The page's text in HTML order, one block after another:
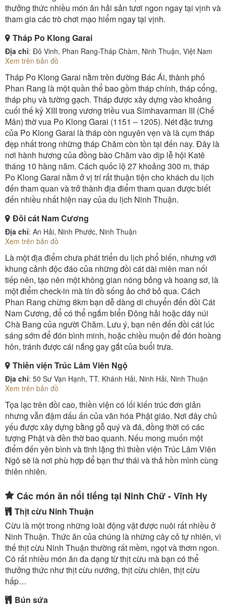
thưởng thức nhiều món ăn hải sản tươi ngon ngay tại vịnh và
tham gia các trò chơi mạo hiểm ngay tại vịnh.
Tháp Po Klong Garai
Địa chỉ: Đô Vinh, Phan Rang-Tháp Chàm, Ninh Thuận, Việt Nam
Xem trên bản đồ
Tháp Po Klong Garai nằm trên đường Bác Ái, thành phố
Phan Rang là một quần thể bao gồm tháp chính, tháp cổng,
tháp phụ và tường gạch. Tháp được xây dựng vào khoảng
cuối thế kỷ XIII trong vương triều vua Simhavarman III (Chế
Mân) thờ vua Po Klong Garai (1151 – 1205). Nét đặc trưng
của Po Klong Garai là tháp còn nguyên vẹn và là cụm tháp
đẹp nhất trong những tháp Chăm còn tồn tại đến nay. Đây là
nơi hành hương của đồng bào Chăm vào dịp lễ hội Katê
tháng 10 hàng năm. Cách quốc lộ 27 khoảng 300 m, tháp
Po Klong Garai nằm ở vị trí rất thuận tiện cho khách du lịch
đến tham quan và trở thành địa điểm tham quan được biết
đến nhiều nhất hiện nay của du lịch Ninh Thuận.
Đồi cát Nam Cương
Địa chỉ: An Hải, Ninh Phước, Ninh Thuận
Xem trên bản đồ
Là một địa điểm chưa phát triển du lịch phổ biến, nhưng với
khung cảnh độc đáo của những đồi cát dài miên man nối
tiếp nên, tạo nên một không gian nóng bỏng và hoang sơ, là
một điểm check-in mà tín đồ sống ảo chớ bỏ qua. Cách
Phan Rang chừng 8km bạn dễ dàng di chuyển đến đồi Cát
Nam Cương, để có thể ngắm biển Đông hải hoặc dãy núi
Chà Bang của người Chăm. Lưu ý, bạn nên đến đồi cát lúc
sáng sớm để đón bình minh, hoặc chiều muộn để đón hoàng
hôn, tránh được cái nắng gay gắt của buổi trưa.
Thiền viện Trúc Lâm Viên Ngộ
Địa chỉ: 50 Sư Vạn Hạnh, TT. Khánh Hải, Ninh Hải, Ninh Thuận
Xem trên bản đồ
Tọa lạc trên đồi cao, thiền viện có lối kiến trúc đơn giản
nhưng vẫn đậm dấu ấn của văn hóa Phật giáo. Nơi đây chủ
yếu được xây dựng bằng gỗ quý và đá, đồng thời có các
tượng Phật và đền thờ bao quanh. Nếu mong muốn một
điểm đến yên bình và tĩnh lặng thì thiền viện Trúc Lâm Viên
Ngô sẽ là nơi phù hợp để bạn thư thái và thả hồn mình cùng
thiên nhiên.
Các món ăn nổi tiếng tại Ninh Chữ - Vĩnh Hy
Thịt cừu Ninh Thuận
Cừu là một trong những loài động vật được nuôi rất nhiều ở
Ninh Thuận. Thức ăn của chúng là những cây cỏ tự nhiên, vì
thế thịt cừu Ninh Thuận thường rất mềm, ngọt và thơm ngon.
Có rất nhiều món ăn đa dạng từ thịt cừu mà bạn có thể
thưởng thức như thịt cừu nướng, thịt cừu chiên, thịt cừu
hấp…
Bún sứa